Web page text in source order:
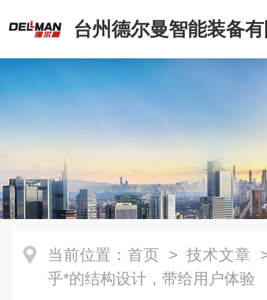
台州德尔曼智能装备
当前位置： 首页 > 技术文章
乎*的结构设计，带给用户体验